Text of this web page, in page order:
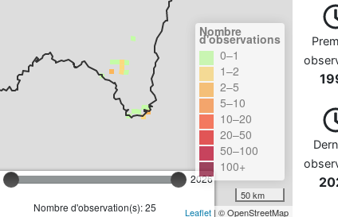
2026
Nombre d'observation(s): 25
Nombre
d'observations
0–1
1–2
2–5
5–10
10–20
20–50
50–100
100+
50 km
Leaflet| © OpenStreetMap